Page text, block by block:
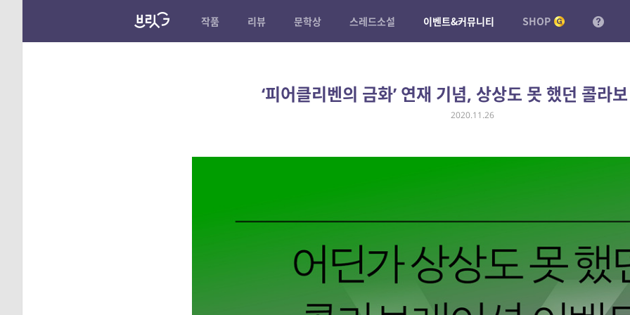
작품 리뷰 문학상 스레드소설 이벤트&커뮤니티 SHOP
‘피어클리벤의 금화’ 연재 기념, 상상도 못 했던 콜라
2020.11.26